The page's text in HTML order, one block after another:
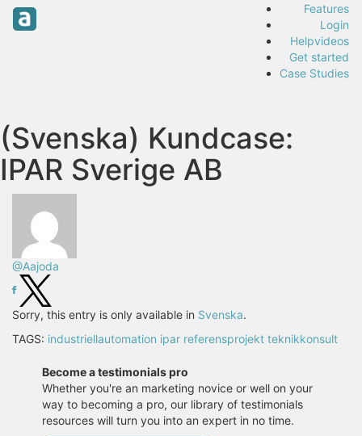
Features
Login
Helpvideos
Get started
Case Studies
(Svenska) Kundcase:
IPAR Sverige AB
@Aajoda
Sorry, this entry is only available in Svenska.
TAGS: industriellautomation ipar referensprojekt teknikkonsult
Become a testimonials pro
Whether you're an marketing novice or well on your
way to becoming a pro, our library of testimonials
resources will turn you into an expert in no time.